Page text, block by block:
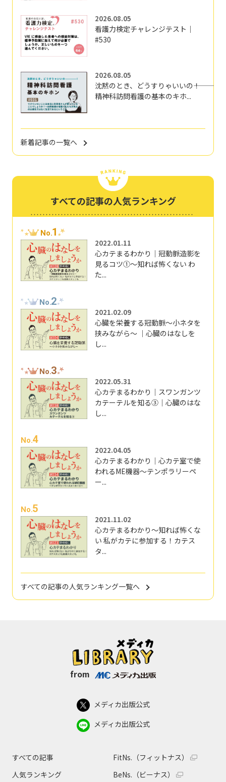
2026.08.05
看護力検定チャレンジテスト｜
#530
2026.08.05
沈黙のとき、どうすりゃいいの―――！
精神科訪問看護の基本のキホ...
新着記事の一覧へ
すべての記事の人気ランキング
No.1
2022.01.11
心カテまるわかり｜冠動脈造影を
見るコツ①～知れば怖くない わ
た...
No.2
2021.02.09
心臓を栄養する冠動脈～小ネタを
挟みながら～ ｜心臓のはなしを
し...
No.3
2022.05.31
心カテまるわかり｜スワンガンツ
カテーテルを知る③｜心臓のはな
し...
No.4
2022.04.05
心カテまるわかり｜心カテ室で使
われるME機器～テンポラリーペ
ー...
No.5
2021.11.02
心カテまるわかり～知れば怖くな
い 私がカテに参加する！カテス
タ...
すべての記事の人気ランキング一覧へ
from
メディカ出版公式
メディカ出版公式
すべての記事
人気ランキング
FitNs.（フィットナス）
BeNs.（ビーナス）